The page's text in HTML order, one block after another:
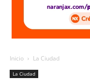
Inicio La Ciudad
La Ciudad